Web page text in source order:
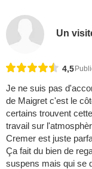
Un
4,5
Je ne suis pas
de Maigret c'est le
certains trouvent
travail sur
Cremer est juste
Ça fait du bien de
suspens mais qui se